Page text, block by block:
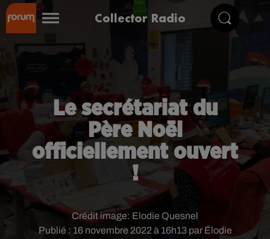
Collector Radio
Le secrétariat du
Père Noël
officiellement ouvert
!
Publié : 16 novembre 2022 à 16h13 par Élodie
Crédit image: Elodie Quesnel